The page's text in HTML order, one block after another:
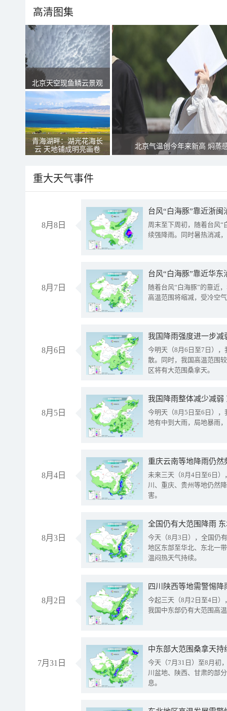
高清图集
北京天空现鱼鳞云景观
青海湖畔：湖光花海长
云 天地铺成明亮画卷
北京气温创今年来新高 焖蒸
重大天气事件
8月8日
台风“白海豚”靠近浙
周末至下周初，随着台风“
续强降雨。同时暑热消减
8月7日
台风“白海豚”靠近华
随着台风“白海豚”的靠近
高温范围将缩减，受冷空
8月6日
今明天（8月6日至7日）
散。同时，我国高温范围
区将有大范围桑拿天。
8月5日
我国降雨整体减少减弱
今明天（8月5日至6日）
地有中到大雨，局地暴雨
8月4日
重庆云南等地降雨仍然
未来三天（8月4日至6日
川、重庆、贵州等地仍然
害。
8月3日
全国仍有大范围降雨
今天（8月3日），全国仍
地区东部至华北、东北一
温闷热天气持续。
8月2日
今起三天（8月2日至4日
我国中东部仍有大范围高
7月31日
中东部大范围桑拿天
今天（7月31日）至8月初
川盆地、陕西、甘肃的部
息。